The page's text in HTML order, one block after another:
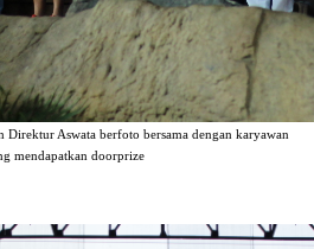
Direktur Aswata berfoto bersama dengan karyawan
mendapatkan doorprize